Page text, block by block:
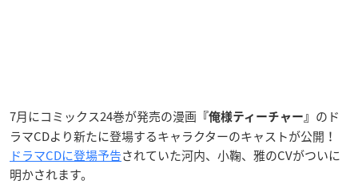
7月にコミックス24巻が発売の漫画 『俺様ティーチャー』 のド
ラマCDより新たに登場するキャラクターのキャストが公開！
ドラマCDに登場予告されていた河内、小鞠、雅のCVがついに
明かされます。